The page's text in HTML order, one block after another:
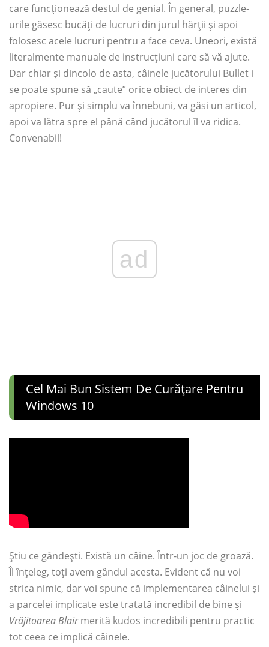
care funcționează destul de genial. În general, puzzle-
urile găsesc bucăți de lucruri din jurul hărții și apoi
folosesc acele lucruri pentru a face ceva. Uneori, există
literalmente manuale de instrucțiuni care să vă ajute.
Dar chiar și dincolo de asta, câinele jucătorului Bullet i
se poate spune să „caute” orice obiect de interes din
apropiere. Pur și simplu va înnebuni, va găsi un articol,
apoi va lătra spre el până când jucătorul îl va ridica.
Convenabil!
ad
Cel Mai Bun Sistem De Curățare Pentru
Windows 10
Știu ce gândești. Există un câine. Într-un joc de groază.
Îl înțeleg, toți avem gândul acesta. Evident că nu voi
strica nimic, dar voi spune că implementarea câinelui și
a parcelei implicate este tratată incredibil de bine și
Vrăjitoarea Blairmerită kudos incredibili pentru practic
tot ceea ce implică câinele.